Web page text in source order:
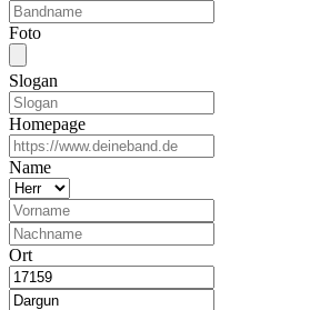
Foto
Slogan
Homepage
Name
Ort